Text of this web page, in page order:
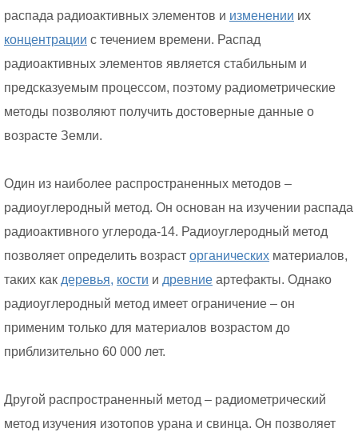
распада радиоактивных элементов и изменении их
концентрации с течением времени. Распад
радиоактивных элементов является стабильным и
предсказуемым процессом, поэтому радиометрические
методы позволяют получить достоверные данные о
возрасте Земли.
Один из наиболее распространенных методов –
радиоуглеродный метод. Он основан на изучении распада
радиоактивного углерода-14. Радиоуглеродный метод
позволяет определить возраст органических материалов,
таких как деревья, кости и древние артефакты. Однако
радиоуглеродный метод имеет ограничение – он
применим только для материалов возрастом до
приблизительно 60 000 лет.
Другой распространенный метод – радиометрический
метод изучения изотопов урана и свинца. Он позволяет